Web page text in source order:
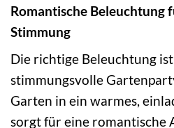
Romantische Beleuchtung
Stimmung
Die richtige Beleuchtung
stimmungsvolle
Garten in ein warmes,
sorgt für eine romantische